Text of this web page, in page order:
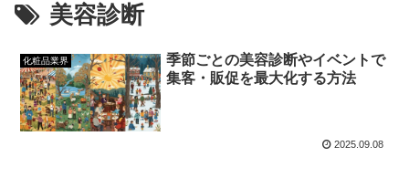
美容診断
化粧品業界
季節ごとの美容診断やイベントで
集客・販促を最大化する方法
2025.09.08